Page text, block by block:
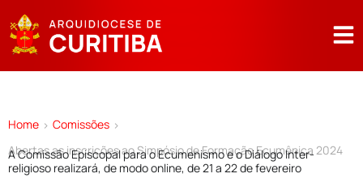
Home > Comissões >
Abertas as inscrições ao Simpósio de Formação Ecumênica 2024
A Comissão Episcopal para o Ecumenismo e o Diálogo Inter-
religioso realizará, de modo online, de 21 a 22 de fevereiro